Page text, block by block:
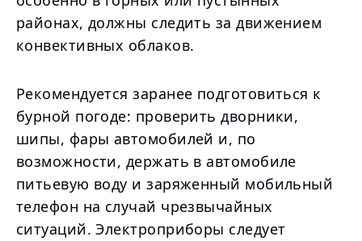
районах, должны следить за движением
конвективных облаков.
Рекомендуется заранее подготовиться к
бурной погоде: проверить дворники,
шипы, фары автомобилей и, по
возможности, держать в автомобиле
питьевую воду и заряженный мобильный
телефон на случай чрезвычайных
ситуаций. Электроприборы следует